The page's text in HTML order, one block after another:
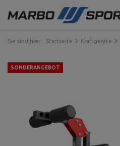
Sie sind hier: Startseite Kraftgeräte
SONDERANGEBOT